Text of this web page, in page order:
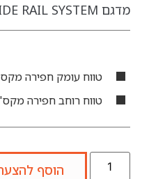
מדגם SLIDE RAIL SYSTEM"
טווח עומק חפירה מקס'
טווח רוחב חפירה מקס' -
הוסף